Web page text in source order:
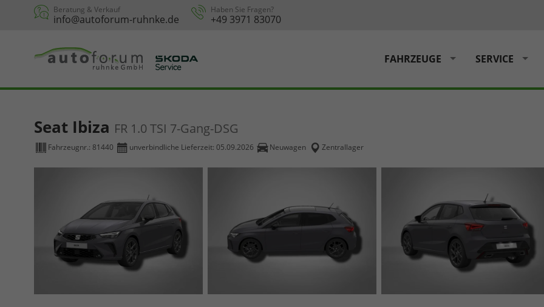
Beratung & Verkauf
info@autoforum-ruhnke.de
Haben Sie Fragen?
+49 3971 83070
FAHRZEUGE SERVICE
Seat Ibiza FR 1.0 TSI 7-Gang-DSG
Fahrzeugnr.: 81440 unverbindliche Lieferzeit: 05.09.2026 Neuwagen Zentrallager